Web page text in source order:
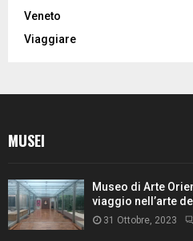
Veneto
Viaggiare
MUSEI
Museo di Arte
viaggio nell’arte
31 Ottobre, 2023